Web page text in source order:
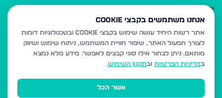
ירושלים
אלעד
גבעת זאב
בית שמש
רכסים
מודיעין עילית
אנחנו משתמשים בקבצי Cookie
אתר רשות היחיד עושה שימוש בקבצי Cookie ובטכנולוגיות דומות
לצורך תפעול האתר, שיפור חוויית המשתמש, ניתוח שימוש ושיווק
מותאם. ניתן לבחור אילו סוגי קבצים לאפשר. מידע מלא נמצא
במדיניות הפרטיות ובתקנון השימוש.
אשר הכל